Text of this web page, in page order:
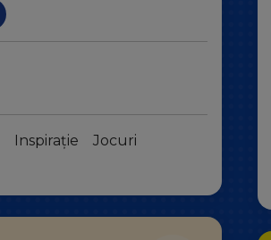
Inspirație
Jocuri